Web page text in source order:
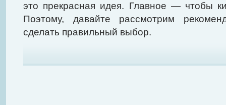
это прекрасная идея. Главное — чтобы
Поэтому, давайте рассмотрим
сделать правильный выбор.